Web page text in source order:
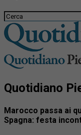
Quotidiano
Marocco passa ai
Spagna: festa